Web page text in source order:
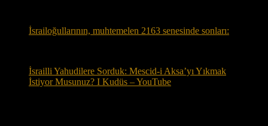
İsrailoğullarının, muhtemelen 2163 senesinde sonları:
İsrailli Yahudilere Sorduk: Mescid-i Aksa’yı Yıkmak
İstiyor Musunuz? I Kudüs – YouTube